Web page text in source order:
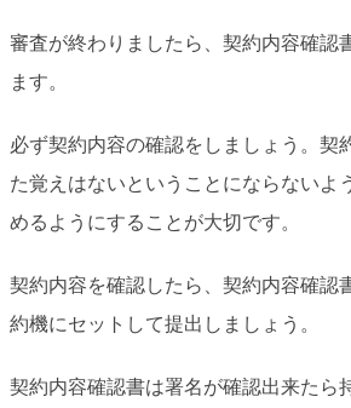
審査が終わりましたら、契約内容確認
ます。
必ず契約内容の確認をしましょう。契
た覚えはないということにならないよ
めるようにすることが大切です。
契約内容を確認したら、契約内容確認
約機にセットして提出しましょう。
契約内容確認書は署名が確認出来たら